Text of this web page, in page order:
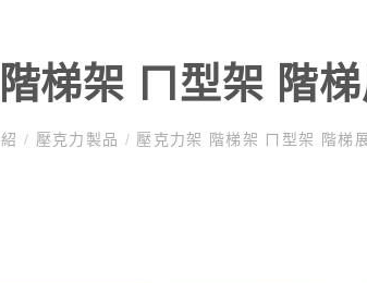
梯架 ㄇ型架 階
/ 壓克力製品 / 壓克力架 階梯架 ㄇ型架 階梯